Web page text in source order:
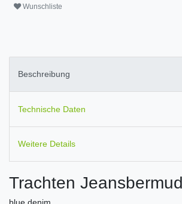
Wunschliste
Beschreibung
Technische Daten
Weitere Details
Trachten